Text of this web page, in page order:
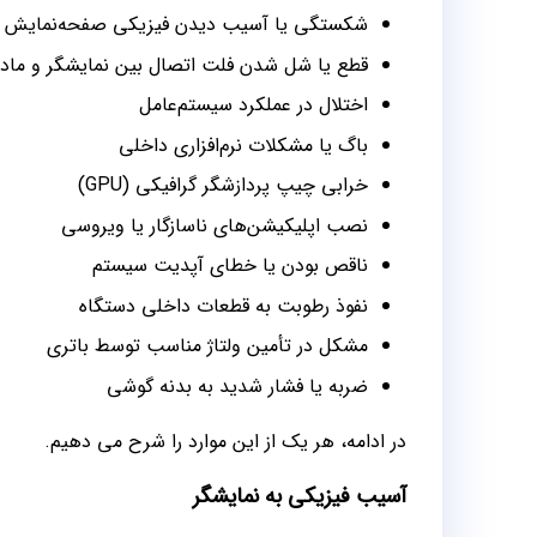
شکستگی یا آسیب دیدن فیزیکی صفحه‌نمایش
قطع یا شل شدن فلت اتصال بین نمایشگر و
اختلال در عملکرد سیستم‌عامل
باگ یا مشکلات نرم‌افزاری داخلی
خرابی چیپ پردازشگر گرافیکی (GPU)
نصب اپلیکیشن‌های ناسازگار یا ویروسی
ناقص بودن یا خطای آپدیت سیستم
نفوذ رطوبت به قطعات داخلی دستگاه
مشکل در تأمین ولتاژ مناسب توسط باتری
ضربه یا فشار شدید به بدنه گوشی
در ادامه، هر یک از این موارد را شرح می دهیم.
آسیب فیزیکی به نمایشگر